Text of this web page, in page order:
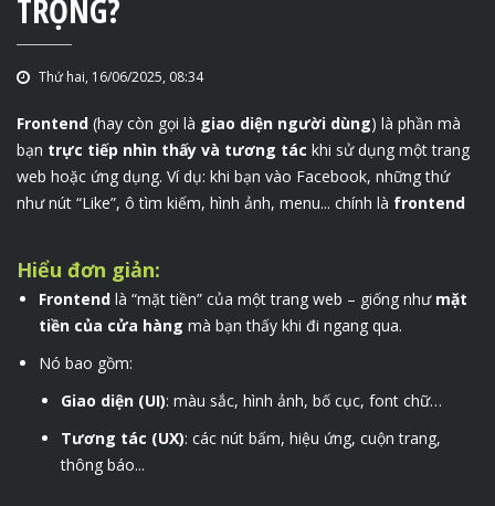
TRỌNG?
Thứ hai, 16/06/2025, 08:34
Frontend (hay còn gọi là giao diện người dùng) là phần mà
bạn trực tiếp nhìn thấy và tương tác khi sử dụng một trang
web hoặc ứng dụng. Ví dụ: khi bạn vào Facebook, những thứ
như nút “Like”, ô tìm kiếm, hình ảnh, menu... chính là frontend
Hiểu đơn giản:
Frontend là “mặt tiền” của một trang web – giống như mặt
tiền của cửa hàng mà bạn thấy khi đi ngang qua.
Nó bao gồm:
Giao diện (UI): màu sắc, hình ảnh, bố cục, font chữ…
Tương tác (UX): các nút bấm, hiệu ứng, cuộn trang,
thông báo...